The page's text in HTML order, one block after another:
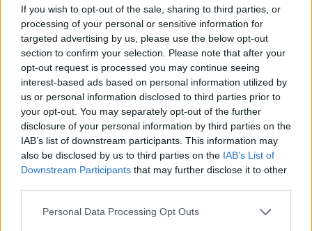
If you wish to opt-out of the sale, sharing to third parties, or
processing of your personal or sensitive information for
targeted advertising by us, please use the below opt-out
section to confirm your selection. Please note that after your
opt-out request is processed you may continue seeing
interest-based ads based on personal information utilized by
us or personal information disclosed to third parties prior to
your opt-out. You may separately opt-out of the further
disclosure of your personal information by third parties on the
IAB’s list of downstream participants. This information may
also be disclosed by us to third parties on the IAB’s List of
Downstream Participants that may further disclose it to other
Please note that this website/app uses one or more Google
Personal Data Processing Opt Outs
βοηθά στην πέψη και στην καλύτερη λειτουργία
του εντέρου.
Όταν κοιμάσαι στο αριστερό πλάι, η βαρύτητα
βοηθά τα απόβλητα του σώματος να κινηθούν πιο
εύκολα μέσα από το παχύ έντερο. Αυτή η μικρή
διαφορά στη στάση μπορεί να διευκολύνει τη
φυσική διαδικασία αποβολής του οργανισμού.
Επιπλέον, έρευνες σε πειραματόζωα υποδεικνύουν
ότι ο ύπνος στο πλάι μπορεί να βοηθήσει στην
απομάκρυνση των τοξινών από τον εγκέφαλο,